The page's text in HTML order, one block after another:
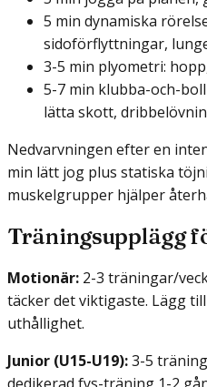
5 min dynamiska
sidoförflyttningar,
3-5 min plyometri:
5-7 min klubba-och-
lätta skott,
Nedvarvningen efter en
min lätt jog plus statiska
muskelgrupper hjälper
Träningsupplägg
Motionär: 2-3 träningar/
täcker det viktigaste. Lägg
uthållighet.
Junior (U15-U19):3-5